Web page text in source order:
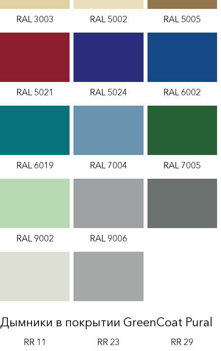
RAL 3003 RAL 5002 RAL 5005
RAL 5021 RAL 5024 RAL 6002
RAL 6019 RAL 7004 RAL 7005
RAL 9002 RAL 9006
Дымники в покрытии GreenCoat Pural
RR 11 RR 23 RR 29